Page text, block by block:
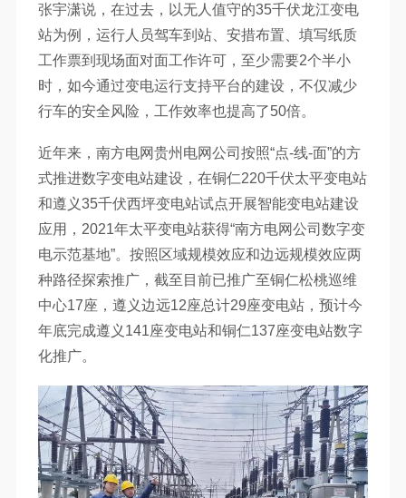
张宇潇说，在过去，以无人值守的35千伏龙江变电
站为例，运行人员驾车到站、安措布置、填写纸质
工作票到现场面对面工作许可，至少需要2个半小
时，如今通过变电运行支持平台的建设，不仅减少
行车的安全风险，工作效率也提高了50倍。
近年来，南方电网贵州电网公司按照“点-线-面”的方
式推进数字变电站建设，在铜仁220千伏太平变电站
和遵义35千伏西坪变电站试点开展智能变电站建设
应用，2021年太平变电站获得“南方电网公司数字变
电示范基地”。按照区域规模效应和边远规模效应两
种路径探索推广，截至目前已推广至铜仁松桃巡维
中心17座，遵义边远12座总计29座变电站，预计今
年底完成遵义141座变电站和铜仁137座变电站数字
化推广。